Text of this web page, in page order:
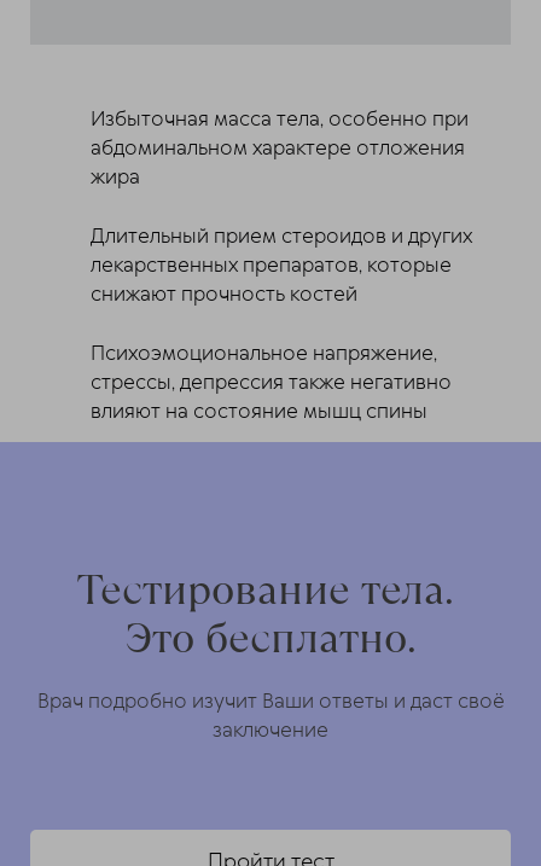
Избыточная масса тела, особенно при
абдоминальном характере отложения
жира
Длительный прием стероидов и других
лекарственных препаратов, которые
снижают прочность костей
Психоэмоциональное напряжение,
стрессы, депрессия также негативно
влияют на состояние мышц спины
Тестирование тела.
Это бесплатно.
Врач подробно изучит Ваши ответы и даст своё
заключение